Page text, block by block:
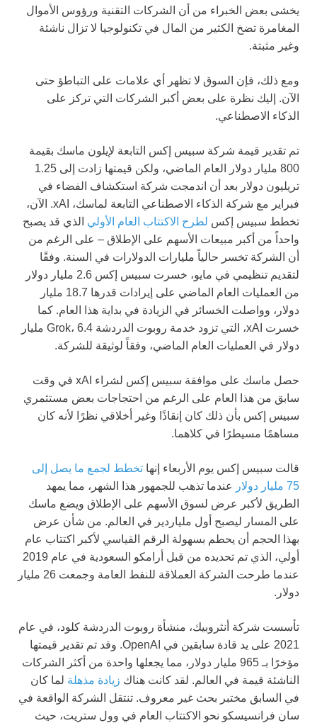
يخشى بعض الخبراء من أن الشركات التقنية ورؤوس الأموال
المغامرة تضخ الكثير من المال في تكنولوجيا لا تزال ناشئة
وغير مثبتة.
ومع ذلك، فإن السوق لا تظهر أي علامات على التباطؤ حتى
الآن. إليك نظرة على بعض أكبر الشركات التي تركز على
الذكاء الاصطناعي.
تم تقدير قيمة شركة سبيس إكس التابعة لإيلون ماسك بقيمة
800 مليار دولار العام الماضي، ولكن قيمتها زادت إلى 1.25
تريليون دولار بعد أن اندمجت شركة استكشاف الفضاء في
فبراير مع شركة الذكاء الاصطناعي التابعة لماسك، xAI. الآن،
تخطط سبيس إكس لطرح الاكتتاب العام الأولي الذي قد يصبح
واحداً من أكبر مبيعات الأسهم على الإطلاق – على الرغم من
أن الشركة تخسر حالياً مليارات الدولارات في السنة. وفقًا
لتقديم تنظيمي في مايو، خسرت سبيس إكس 2.6 مليار دولار
من العمليات العام الماضي على إيرادات قدرها 18.7 مليار
دولار، وواصلت الخسائر في الزيادة في بداية هذا العام. كما
خسرت xAI، التي تزود خدمة روبوت الدردشة Grok، 6.4 مليار
دولار في العمليات العام الماضي، وفقاً لوثيقة للشركة.
حصل ماسك على موافقة سبيس إكس لشراء xAI في وقت
سابق من هذا العام على الرغم من احتجاجات بعض مستثمري
سبيس إكس بأن ذلك كان إنقاذًا وغير أخلاقي نظرًا لأنه كان
مساهمًا مسيطرًا في كلاهما.
قالت سبيس إكس يوم الأربعاء إنها تخطط لجمع ما يصل إلى
75 مليار دولار
عندما تذهب للجمهور هذا الشهر، مما يمهد
الطريق لأكبر عرض لسوق الأسهم على الإطلاق ويضع ماسك
على المسار ليصبح أول ملياردير في العالم. من شأن عرض
بهذا الحجم أن يحطم بسهولة الرقم القياسي لأكبر اكتتاب عام
أولي، الذي تم تحديده من قبل أرامكو السعودية في عام 2019
عندما طرحت الشركة العملاقة للنفط العامة وجمعت 26 مليار
دولار.
تأسست شركة أنثروبيك، منشأة روبوت الدردشة كلود، في عام
2021 على يد قادة سابقين في OpenAI. وقد تم تقدير قيمتها
مؤخرًا بـ 965 مليار دولار، مما يجعلها واحدة من أكثر الشركات
الناشئة قيمة في العالم. لقد كانت هناك زيادة مذهلة لما كان
في السابق مختبر بحث غير معروف. تنتقل الشركة الواقعة في
سان فرانسيسكو نحو الاكتتاب العام في وول ستريت، حيث